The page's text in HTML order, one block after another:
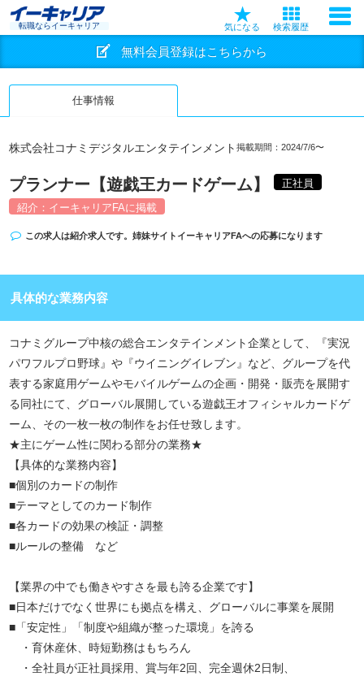
転職ならイーキャリア 気になる 検索履歴
無料会員登録はこちらから
仕事情報
株式会社コナミデジタルエンタテインメント 掲載期間：2024/7/6〜
プランナー【遊戯王カードゲーム】
正社員
紹介：イーキャリアFAに掲載
この求人は紹介求人です。姉妹サイト イーキャリアFAへの応募になります
具体的な業務内容
コナミグループ中核の総合エンタテインメント企業として、『実況
パワフルプロ野球』や『ウイニングイレブン』など、グループを代
表する家庭用ゲームやモバイルゲームの企画・開発・販売を展開す
る同社にて、グローバル展開している遊戯王オフィシャルカードゲ
ーム、その一枚一枚の制作をお任せ致します。
★主にゲーム性に関わる部分の業務★
【具体的な業務内容】
■個別のカードの制作
■テーマとしてのカード制作
■各カードの効果の検証・調整
■ルールの整備 など
【業界の中でも働きやすさを最も誇る企業です】
■日本だけでなく世界にも拠点を構え、グローバルに事業を展開
■「安定性」「制度や組織が整った環境」を誇る
・育休産休、時短勤務はもちろん
・全社員が正社員採用、賞与年2回、完全週休2日制、